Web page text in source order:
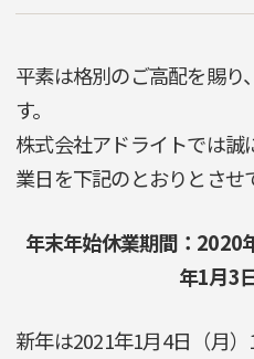
平素は格別のご高配を賜り
す。
株式会社アドライトでは
業日を下記のとおりとさせ
年末年始休業期間：2020
年1月3
新年は2021年1月4日（月